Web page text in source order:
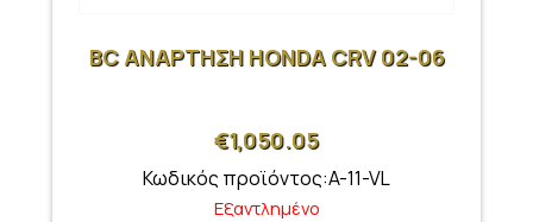
BC ΑΝΑΡΤΗΣΗ HONDA CRV 02-06
€1,050.05
Κωδικός προϊόντος:A-11-VL
Εξαντλημένο